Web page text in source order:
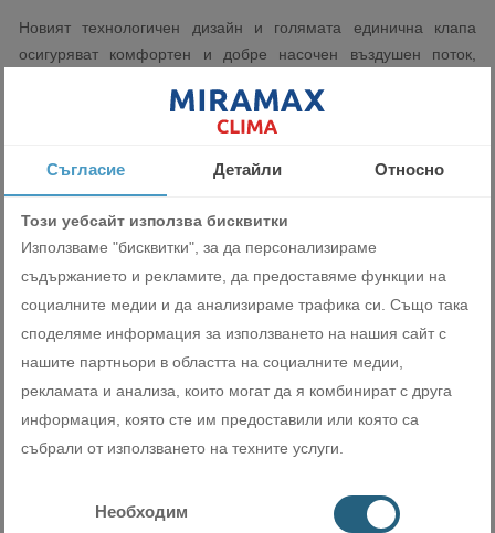
Новият технологичен дизайн и голямата единична клапа
осигуряват комфортен и добре насочен въздушен поток,
тишината си на работа спрямо други водещи марки от същия
клас. Серията предлага и опцията тих режим, който
позволява да се регулира и нивото на шум на външното тяло
Икономичен режим на работа
Потребителят може да активира икономичен режим и ръчно
от бутон ECONOMY на дистанционното управление. При този
режим на работа климатикът ще намали разхода си на
електроенергия, както и изходящата мощност. Това е
предпочитан режим за преходните периоди на отопление
(пролет и есен), но в студените зимни дни е препоръчително
Съгласие Детайли Относно
Този уебсайт използва бисквитки
Използваме "бисквитки", за да персонализираме
съдържанието и рекламите, да предоставяме функции на
социалните медии и да анализираме трафика си. Също така
споделяме информация за използването на нашия сайт с
нашите партньори в областта на социалните медии,
рекламата и анализа, които могат да я комбинират с друга
информация, която сте им предоставили или която са
събрали от използването на техните услуги.
Необходим